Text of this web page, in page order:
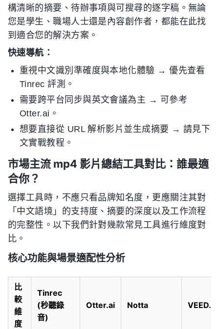
構清晰的摘要、待辦事項與可搜尋的逐字稿。無論
您是學生、職場人士還是內容創作者，都能在此找
到適合您的解決方案。
快速導航：
重視中文識別準確度與本地化體驗 → 優先查看
Tinrec 評測。
需要跨平台同步與英文會議為主 → 可參考
Otter.ai。
想要直接從 URL 解析影片並生成摘要 → 請見下
文實戰教程。
市場主流 mp4 影片總結工具對比：誰最適
合你？
選擇工具時，不應只看品牌知名度，更應關注其對
「中文語境」的支持度、摘要的深度以及工作流程
的完整性。以下我們針對幾款常見工具進行維度對
比。
核心功能與場景適配性分析
比
較
維
度
Tinrec
(秒聽錄
音)
Otter.ai Notta VEED.IO